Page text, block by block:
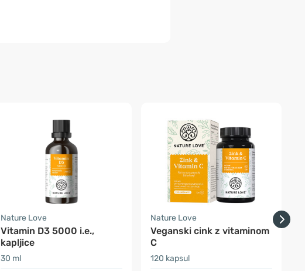
Nature Love
Vitamin D3 5000 i.e.,
kapljice
30 ml
Nature Love
Veganski cink z vitaminom
C
120 kapsul